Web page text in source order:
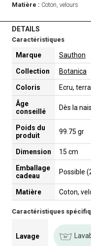
Matière : Coton, velours
DETAILS
Caractéristiques
Marque Sauthon
Collection Botanica
Coloris Ecru,
Âge
conseillé
Dès la
Poids du
produit
99.75 gr
Dimension 15 cm
Emballage
cadeau
Possible
Matière Coton,
Caractéristiques
Lavage